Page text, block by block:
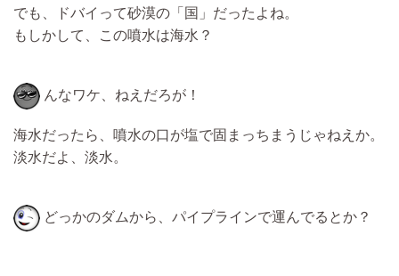
でも、ドバイって砂漠の「国」だったよね。
もしかして、この噴水は海水？
んなワケ、ねえだろが！
海水だったら、噴水の口が塩で固まっちまうじゃねえか。
淡水だよ、淡水。
どっかのダムから、パイプラインで運んでるとか？